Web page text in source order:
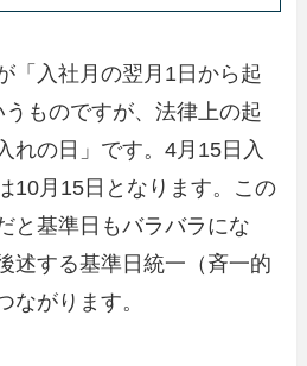
「入社月の翌月1日から起
ものですが、法律上の起
れの日」です。4月15日入
10月15日となります。この
と基準日もバラバラにな
述する基準日統一（斉一的
ながります。